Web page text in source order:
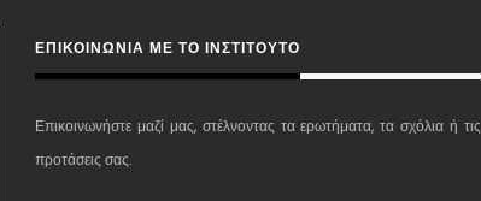
ΕΠΙΚΟΙΝΩΝΊΑ ΜΕ ΤΟ ΙΝΣΤΙΤΟΎΤΟ
Επικοινωνήστε μαζί μας, στέλνοντας τα ερωτήματα, τα σχόλια ή τις
προτάσεις σας.